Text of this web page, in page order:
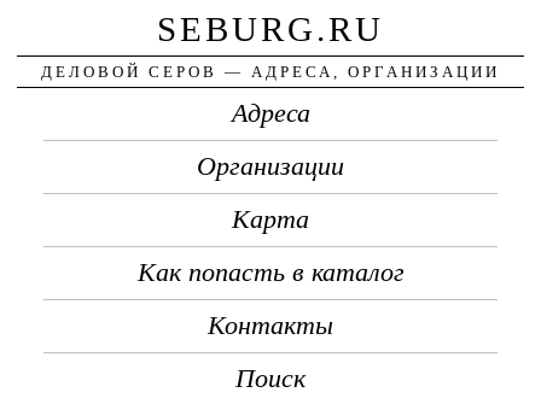
SEBURG.RU
ДЕЛОВОЙ СЕРОВ — АДРЕСА, ОРГАНИЗАЦИИ
Адреса
Организации
Карта
Как попасть в каталог
Контакты
Поиск